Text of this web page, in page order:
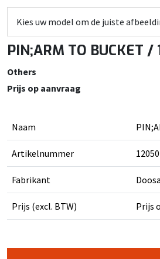
PIN;ARM TO BUCKET /
Others
Prijs op aanvraag
Naam
Artikelnummer
Fabrikant
Prijs (excl. BTW) Prijs